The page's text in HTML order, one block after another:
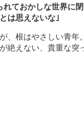
れておかしな世界に
は思えないな｣
、根はやさしい青年
絶えない、貴重な突